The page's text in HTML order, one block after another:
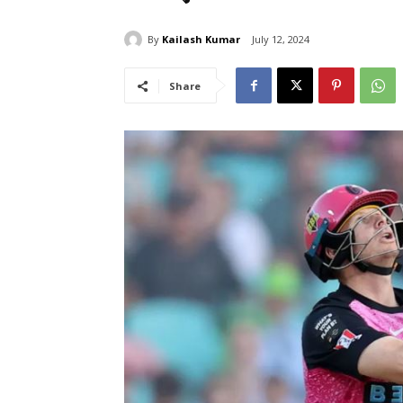
By Kailash Kumar July 12, 2024
Share